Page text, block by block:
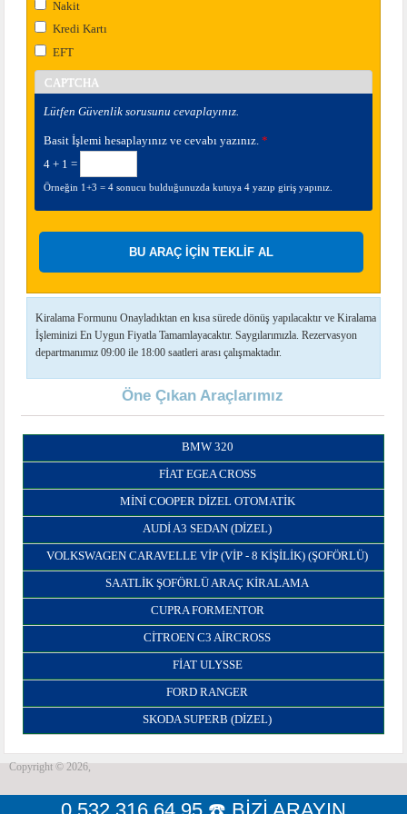
Nakit
Kredi Kartı
EFT
CAPTCHA
Lütfen Güvenlik sorusunu cevaplayınız.
Basit İşlemi hesaplayınız ve cevabı yazınız. *
4 + 1 =
Örneğin 1+3 = 4 sonucu bulduğunuzda kutuya 4 yazıp giriş yapınız.
Kiralama Formunu Onayladıktan en kısa sürede dönüş yapılacaktır ve Kiralama
İşleminizi En Uygun Fiyatla Tamamlayacaktır. Saygılarımızla. Rezervasyon
departmanımız 09:00 ile 18:00 saatleri arası çalışmaktadır.
Öne Çıkan Araçlarımız
BMW 320
FIAT EGEA CROSS
MINI COOPER DIZEL OTOMATIK
AUDI A3 SEDAN (DIZEL)
VOLKSWAGEN CARAVELLE VİP (VİP - 8 KİŞİLİK) (ŞOFÖRLÜ)
SAATLİK ŞOFÖRLÜ ARAÇ KİRALAMA
CUPRA FORMENTOR
CITROEN C3 AIRCROSS
FİAT ULYSSE
FORD RANGER
SKODA SUPERB (DIZEL)
Copyright © 2026,